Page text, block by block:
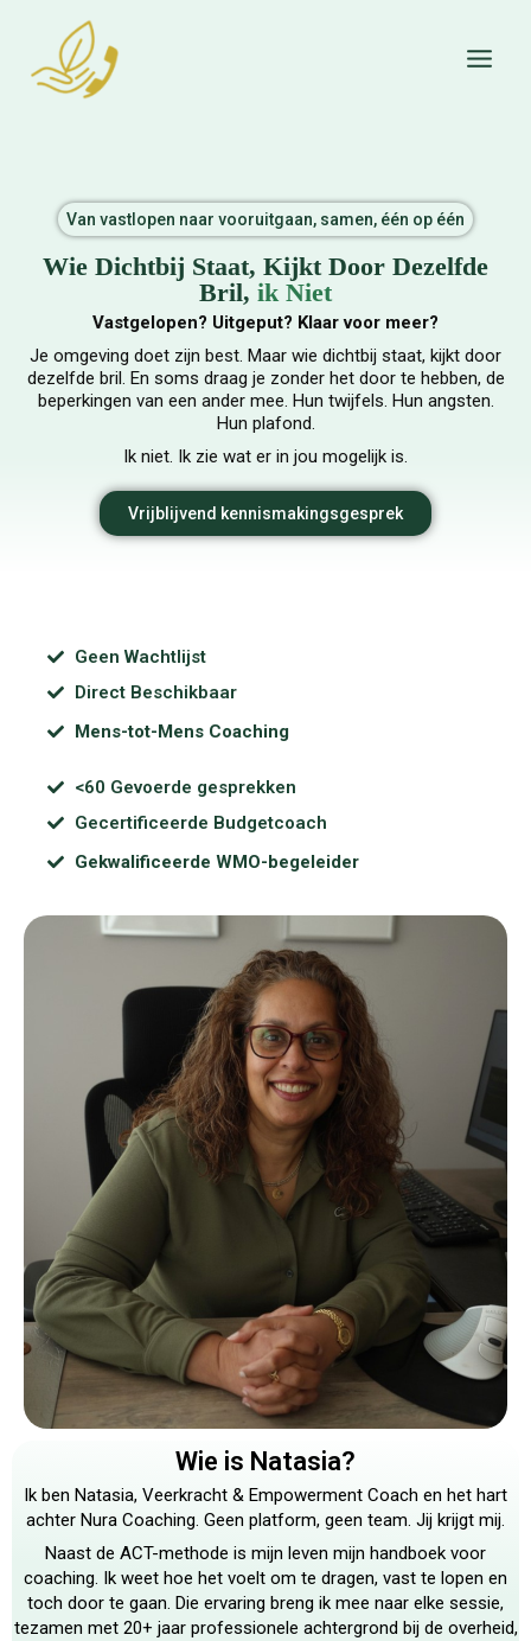
content
Van vastlopen naar vooruitgaan, samen, één op één
Wie Dichtbij Staat, Kijkt Door Dezelfde
Bril, ik Niet
Vastgelopen? Uitgeput? Klaar voor meer?
Je omgeving doet zijn best. Maar wie dichtbij staat, kijkt door
dezelfde bril. En soms draag je zonder het door te hebben, de
beperkingen van een ander mee. Hun twijfels. Hun angsten.
Hun plafond.
Ik niet. Ik zie wat er in jou mogelijk is.
Vrijblijvend kennismakingsgesprek
Geen Wachtlijst
Direct Beschikbaar
Mens-tot-Mens Coaching
<60 Gevoerde gesprekken
Gecertificeerde Budgetcoach
Gekwalificeerde WMO-begeleider
Wie is Natasia?
Ik ben Natasia, Veerkracht & Empowerment Coach en het hart
achter Nura Coaching. Geen platform, geen team. Jij krijgt mij.
Naast de ACT-methode is mijn leven mijn handboek voor
coaching. Ik weet hoe het voelt om te dragen, vast te lopen en
toch door te gaan. Die ervaring breng ik mee naar elke sessie,
tezamen met 20+ jaar professionele achtergrond bij de overheid,